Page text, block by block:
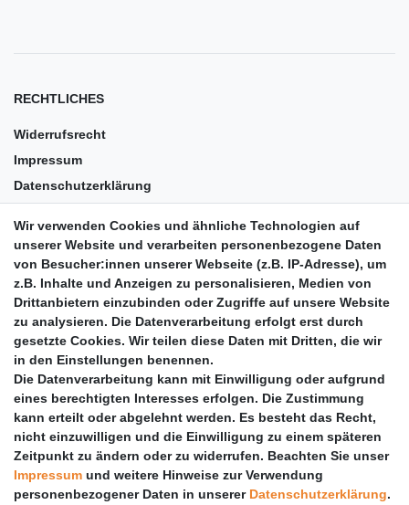
RECHTLICHES
Widerrufsrecht
Impressum
Datenschutzerklärung
Barrierefreiheit
Anleitungen
Vertrag widerrufen
PARTNER
DHL
GLS
PaketPLUS
SPONSORING
Wir verwenden Cookies und ähnliche Technologien auf
unserer Website und verarbeiten personenbezogene Daten
von Besucher:innen unserer Webseite (z.B. IP-Adresse), um
z.B. Inhalte und Anzeigen zu personalisieren, Medien von
Drittanbietern einzubinden oder Zugriffe auf unsere Website
zu analysieren. Die Datenverarbeitung erfolgt erst durch
gesetzte Cookies. Wir teilen diese Daten mit Dritten, die wir
in den Einstellungen benennen.
Die Datenverarbeitung kann mit Einwilligung oder aufgrund
eines berechtigten Interesses erfolgen. Die Zustimmung
kann erteilt oder abgelehnt werden. Es besteht das Recht,
nicht einzuwilligen und die Einwilligung zu einem späteren
Zeitpunkt zu ändern oder zu widerrufen. Beachten Sie unser
Impressum und weitere Hinweise zur Verwendung
personenbezogener Daten in unserer Daten­schutz­erklärung.